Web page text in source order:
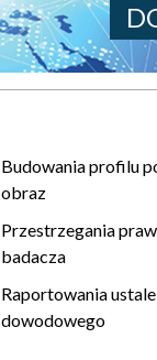
Budowania profilu
obraz
Przestrzegania
badacza
Raportowania
dowodowego